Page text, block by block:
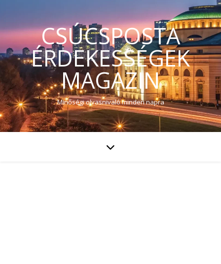
CSÚCSPOSTA
ÉRDEKESSÉGEK
MAGAZIN
Minőségi olvasnivaló minden napra